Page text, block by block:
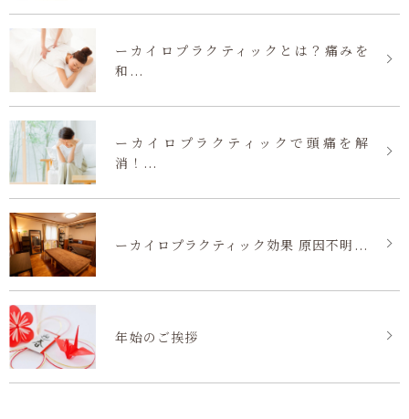
ーカイロプラクティックとは？痛みを
和...
ーカイロプラクティックで頭痛を解
消！...
ーカイロプラクティック効果 原因不明...
年始のご挨拶